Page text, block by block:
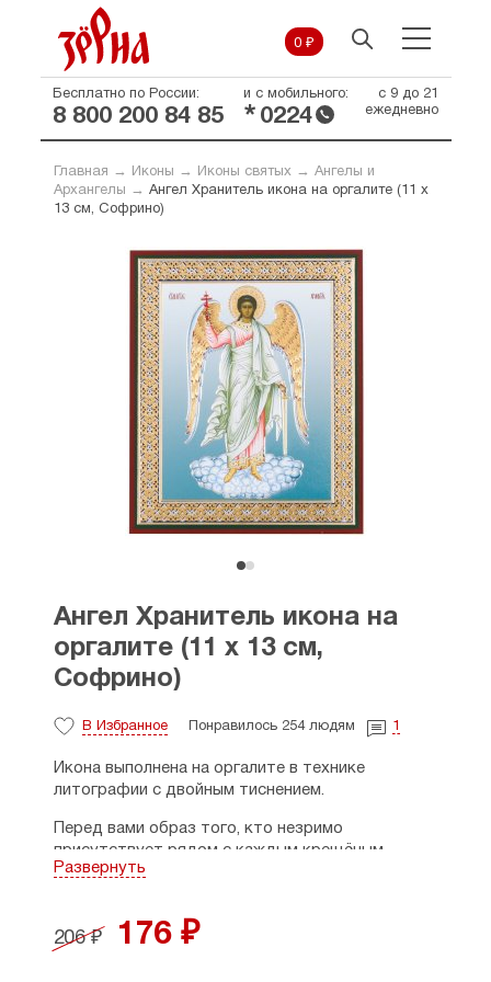
0 ₽
Бесплатно по России:
8 800 200 84 85
и с мобильного:
* 0224
с 9 до 21
ежедневно
Главная → Иконы → Иконы святых→ Ангелы и
Архангелы → Ангел Хранитель икона на оргалите (11 х
13 см, Софрино)
Ангел Хранитель икона на
оргалите (11 х 13 см,
Софрино)
В Избранное Понравилось 254 людям 1
Икона выполнена на оргалите в технике
литографии с двойным тиснением.
Перед вами образ того, кто незримо
присутствует рядом с каждым крещёным
человеком с момента Святого Крещения
это небесный покровитель, данный нам
Господом для наставления, защиты и спасения.
Развернуть
206 ₽ 176 ₽